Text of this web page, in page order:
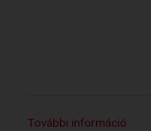
További információ